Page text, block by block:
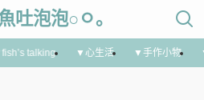
吐泡泡○ㅇ｡
talking ▼心生活 ▼手作小物